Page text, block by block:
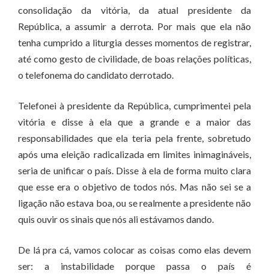
consolidação da vitória, da atual presidente da
República, a assumir a derrota. Por mais que ela não
tenha cumprido a liturgia desses momentos de registrar,
até como gesto de civilidade, de boas relações políticas,
o telefonema do candidato derrotado.
Telefonei à presidente da República, cumprimentei pela
vitória e disse à ela que a grande e a maior das
responsabilidades que ela teria pela frente, sobretudo
após uma eleição radicalizada em limites inimagináveis,
seria de unificar o país. Disse à ela de forma muito clara
que esse era o objetivo de todos nós. Mas não sei se a
ligação não estava boa, ou se realmente a presidente não
quis ouvir os sinais que nós ali estávamos dando.
De lá pra cá, vamos colocar as coisas como elas devem
ser: a instabilidade porque passa o país é